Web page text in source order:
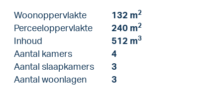
Woonoppervlakte 132 m2
Perceeloppervlakte 240 m2
Inhoud 512 m3
Aantal kamers
4
Aantal slaapkamers
3
Aantal woonlagen
3